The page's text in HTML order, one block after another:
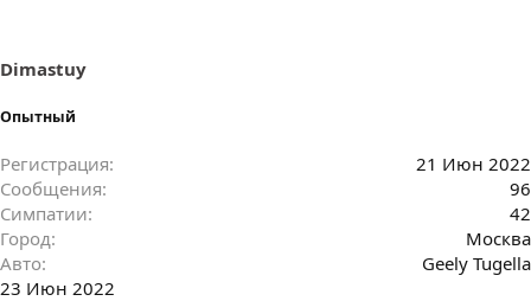
Dimastuy
Опытный
Регистрация
21 Июн 2022
Сообщения
96
Симпатии
42
Город
Москва
Авто
Geely Tugella
23 Июн 2022